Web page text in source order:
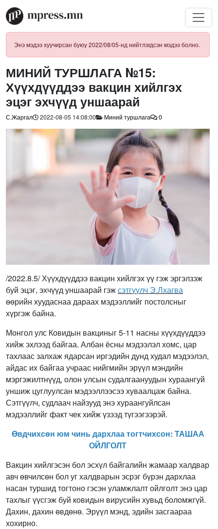
Энэ мэдээ хуучирсан буюу 2022/08/05-нд нийтлэгдсэн мэдээ болно.
МИНИЙ ТУРШЛАГА №15:
Хүүхдүүддээ вакцин хийлгэх
эцэг эхчүүд уншаарай
С.Жаргал 2022-08-05 14:08:00 Миний туршлага 0
/2022.8.5/ Хүүхдүүддээ вакцин хийлгэх үү гэж эргэлзэж
буй эцэг, эхчүүд уншаарай гэжсэтгүүлч Э.Лхагва
өөрийн хуудаснаа дараах мэдээллийг постолсныг
хүргэж байна.
Монгол улс Ковидын вакциныг 5-11 насны хүүхдүүддээ
хийж эхлээд байгаа. Албан ёсны мэдээлэл хомс, цар
тахлаас залхаж ядарсан иргэдийн дунд худал мэдээлэл,
айдас их байгаа учраас нийгмийн эрүүл мэндийн
мэргэжилтнүүд, олон улсын судалгаануудын хураангуй
уншиж цуглуулсан мэдээллээсээ хуваалцаж байна.
Сэтгүүлч, судлаач найзууд энэ хураангуйлсан
мэдээллийг факт чек хийж үзээд түгээгээрэй.
Өвдчихсөн юм чинь дархлаа тогтчихсон: ТАШАА
ОЙЛГОЛТ
Вакцин хийлгэсэн бол эсхүл байгалийн жамаар халдвар
авч өвчилсөн бол уг халдварын эсрэг бүрэн дархлаа
насан туршид тогтоно гэсэн уламжлалт ойлголт энэ цар
тахлыг үүсгэж буй ковидын вирусийн хувьд боломжгүй.
Дахин, дахин өвдөнө. Эрүүл мэнд, эдийн засгаараа
хохирно.